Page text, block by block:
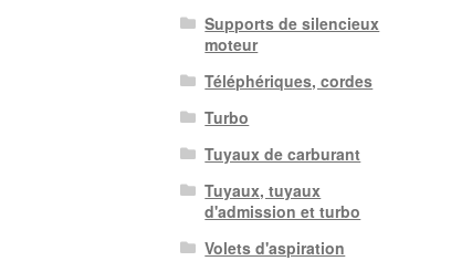
Supports de silencieux
moteur
Téléphériques, cordes
Turbo
Tuyaux de carburant
Tuyaux, tuyaux
d'admission et turbo
Volets d'aspiration